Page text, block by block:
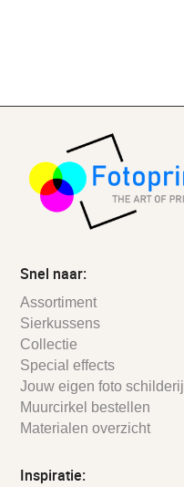
Snel naar:
Assortiment
Sierkussens
Collectie
Special effects
Jouw eigen foto schilderij
Muurcirkel bestellen
Materialen overzicht
Inspiratie: